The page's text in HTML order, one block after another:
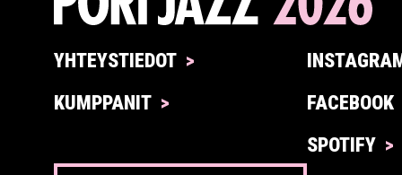
YHTEYSTIEDOT
KUMPPANIT
FACEBOOK
SPOTIFY